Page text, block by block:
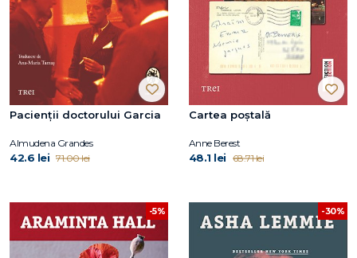
Pacienții doctorului Garcia
Almudena Grandes
42.6 lei 71.00 lei
Cartea poștală
Anne Berest
48.1 lei 68.71 lei
-5% -30%